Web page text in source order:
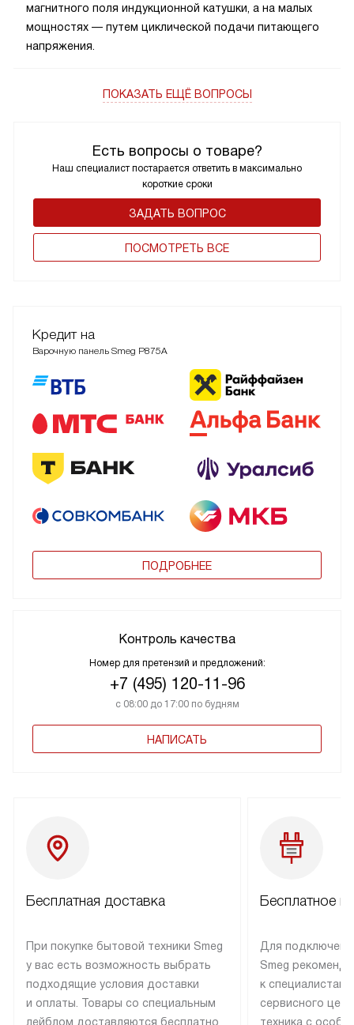
Есть вопросы о товаре?
Наш специалист постарается ответить в максимально
короткие сроки
ЗАДАТЬ ВОПРОС
ПОCМОТРЕТЬ ВСЕ
магнитного поля индукционной катушки, а на малых
мощностях — путем циклической подачи питающего
напряжения.
ПОКАЗАТЬ ЕЩЁ ВОПРОСЫ
Кредит на
Варочную панель Smeg P875A
ПОДРОБНЕЕ
Контроль качества
Номер для претензий и предложений:
+7 (495) 120-11-96
с 08:00 до 17:00 по будням
НАПИСАТЬ
Бесплатная доставка
При покупке бытовой техники Smeg
у вас есть возможность выбрать
подходящие условия доставки
и оплаты. Товары со специальным
лейблом доставляются бесплатно
Бесплатное
Для
Smeg
к специалистам
сервисного
техника с